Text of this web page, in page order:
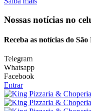
Nossas notícias no
Receba as notícias do
Telegram
Whatsapp
Facebook
Entrar